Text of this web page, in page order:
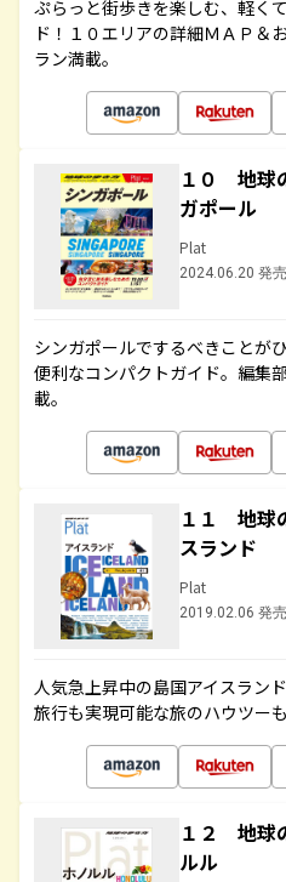
ぷらっと街歩きを楽しむ、軽く
ド！１０エリアの詳細ＭＡＰ＆
ラン満載。
１０ 地球
ガポール
Plat
2024.06.20 発売
シンガポールでするべきことが
便利なコンパクトガイド。編集
載。
１１ 地球
スランド
Plat
2019.02.06 発売
人気急上昇中の島国アイスラン
旅行も実現可能な旅のハウツー
１２ 地球
ルル